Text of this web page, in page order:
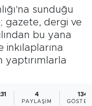
sunduğu
gazete, dergi ve
bu yana
yaptırımlarla
4
PAYLAŞIM
134